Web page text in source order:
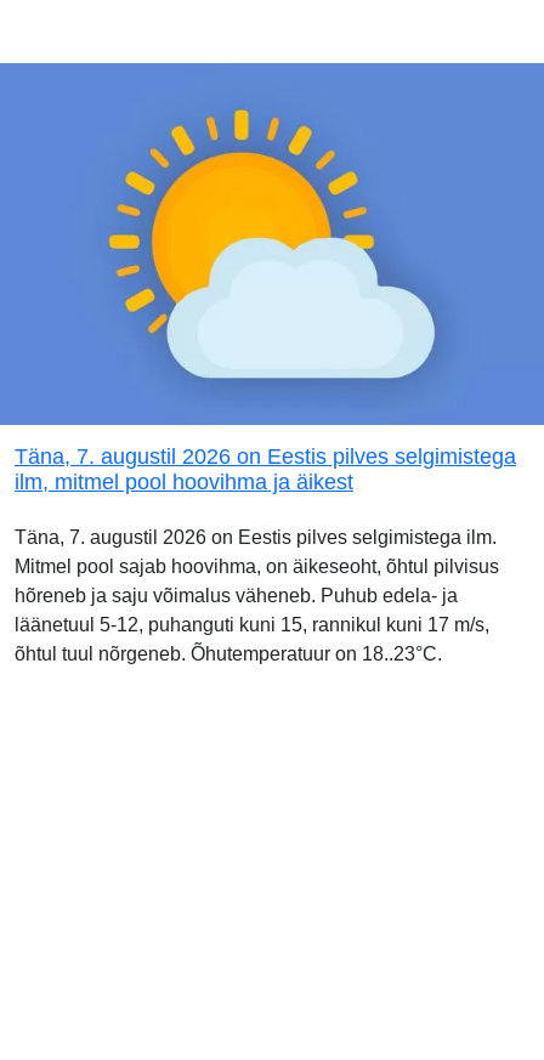
Täna, 7. augustil 2026 on Eestis pilves selgimistega
ilm, mitmel pool hoovihma ja äikest
Täna, 7. augustil 2026 on Eestis pilves selgimistega ilm.
Mitmel pool sajab hoovihma, on äikeseoht, õhtul pilvisus
hõreneb ja saju võimalus väheneb. Puhub edela- ja
läänetuul 5-12, puhanguti kuni 15, rannikul kuni 17 m/s,
õhtul tuul nõrgeneb. Õhutemperatuur on 18..23°C.